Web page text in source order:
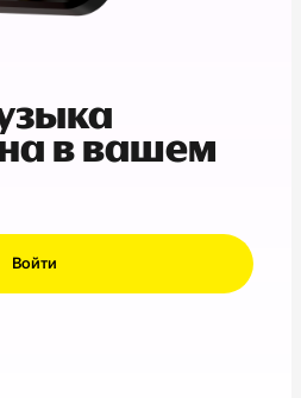
в вашем
Войти